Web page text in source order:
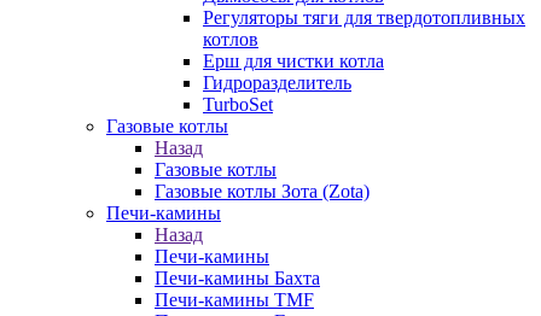
Регуляторы тяги для твердотопливных
котлов
Ерш для чистки котла
Гидроразделитель
TurboSet
Газовые котлы
Назад
Газовые котлы
Газовые котлы Зота (Zota)
Печи-камины
Назад
Печи-камины
Печи-камины Бахта
Печи-камины TMF